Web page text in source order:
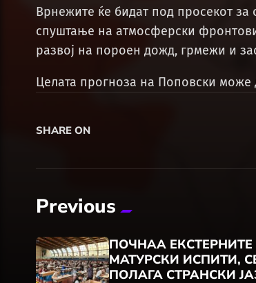
Врнежите ќе бидат под просекот
спуштање на атмосферски
развој на пороен дожд, грмежи и
Целата прогноза на Поповски може
SHARE ON
Previous
ПОЧНАА ЕКСТЕРНИТЕ
МАТУРСКИ ИСПИТИ,
ПОЛАГА СТРАНСКИ